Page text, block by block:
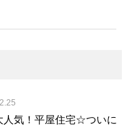
人気！平屋住宅☆ついに